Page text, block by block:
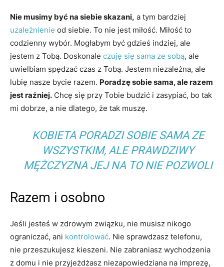
Nie musimy być na siebie skazani, a tym bardziej
uzależnienie od siebie. To nie jest miłość. Miłość to
codzienny wybór. Mogłabym być gdzieś indziej, ale
jestem z Tobą. Doskonale czuję się sama ze sobą, ale
uwielbiam spędzać czas z Tobą. Jestem niezależna, ale
lubię nasze bycie razem. Poradzę sobie sama, ale razem
jest raźniej. Chcę się przy Tobie budzić i zasypiać, bo tak
mi dobrze, a nie dlatego, że tak muszę.
KOBIETA PORADZI SOBIE SAMA ZE
WSZYSTKIM, ALE PRAWDZIWY
MĘŻCZYZNA JEJ NA TO NIE POZWOLI
Razem i osobno
Jeśli jesteś w zdrowym związku, nie musisz nikogo
ograniczać, ani kontrolować. Nie sprawdzasz telefonu,
nie przeszukujesz kieszeni. Nie zabraniasz wychodzenia
z domu i nie przyjeżdżasz niezapowiedziana na imprezę,